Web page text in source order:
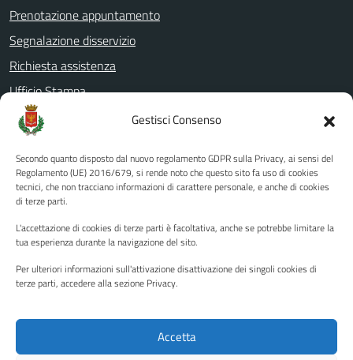
Gestisci Consenso
Secondo quanto disposto dal nuovo regolamento GDPR sulla Privacy, ai sensi del
Regolamento (UE) 2016/679, si rende noto che questo sito fa uso di cookies
tecnici, che non tracciano informazioni di carattere personale, e anche di cookies
di terze parti.
L'accettazione di cookies di terze parti è facoltativa, anche se potrebbe limitare la
tua esperienza durante la navigazione del sito.
Per ulteriori informazioni sull'attivazione disattivazione dei singoli cookies di
terze parti, accedere alla sezione Privacy.
Accetta
Prenotazione appuntamento
Segnalazione disservizio
Richiesta assistenza
Ufficio Stampa
Amministrazione Trasparente
Albo pretorio
Informativa privacy
Note legali
Piano di miglioramento del sito
Instagram